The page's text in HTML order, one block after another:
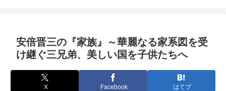
安倍晋三の『家族』～華麗なる家系図を受
け継ぐ三兄弟、美しい国を子供たちへ
X Facebook はてブ